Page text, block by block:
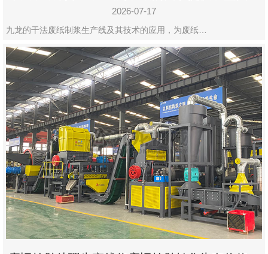
保障
2026-07-17
九龙的干法废纸制浆生产线及其技术的应用，为废纸…